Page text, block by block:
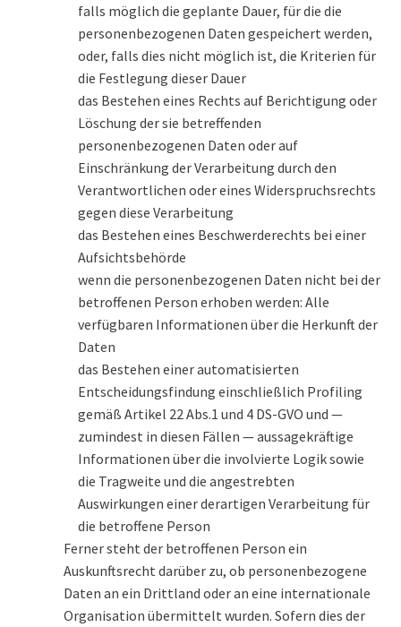
falls möglich die geplante Dauer, für die die
personenbezogenen Daten gespeichert werden,
oder, falls dies nicht möglich ist, die Kriterien für
die Festlegung dieser Dauer
das Bestehen eines Rechts auf Berichtigung oder
Löschung der sie betreffenden
personenbezogenen Daten oder auf
Einschränkung der Verarbeitung durch den
Verantwortlichen oder eines Widerspruchsrechts
gegen diese Verarbeitung
das Bestehen eines Beschwerderechts bei einer
Aufsichtsbehörde
wenn die personenbezogenen Daten nicht bei der
betroffenen Person erhoben werden: Alle
verfügbaren Informationen über die Herkunft der
Daten
das Bestehen einer automatisierten
Entscheidungsfindung einschließlich Profiling
gemäß Artikel 22 Abs.1 und 4 DS-GVO und —
zumindest in diesen Fällen — aussagekräftige
Informationen über die involvierte Logik sowie
die Tragweite und die angestrebten
Auswirkungen einer derartigen Verarbeitung für
die betroffene Person
Ferner steht der betroffenen Person ein
Auskunftsrecht darüber zu, ob personenbezogene
Daten an ein Drittland oder an eine internationale
Organisation übermittelt wurden. Sofern dies der